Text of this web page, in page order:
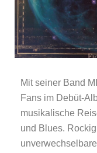
Mit seiner Band
Fans im Debüt-
musikalische
und Blues. Rockig